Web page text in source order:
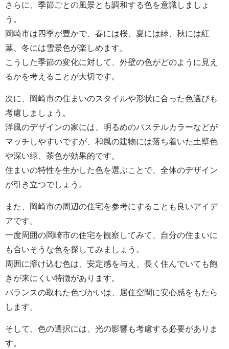
さらに、季節ごとの風景とも調和する色を意識しましょ
う。
岡崎市は四季が豊かで、春には桜、夏には緑、秋には紅
葉、冬には雪景色が楽しめます。
こうした季節の変化に対して、外壁の色がどのように見え
るかを考えることが大切です。
次に、岡崎市の住まいのスタイルや形状に合った色選びも
考慮しましょう。
洋風のデザインの家には、明るめのパステルカラーなどが
マッチしやすいですが、和風の建物には落ち着いた土壁色
や深い緑、茶色が効果的です。
住まいの特性を生かした色を選ぶことで、全体のデザイン
が引き立つでしょう。
また、岡崎市の周辺の住宅を参考にすることも良いアイデ
アです。
一度周囲の岡崎市の住宅を観察してみて、自分の住まいに
も合いそうな色を探してみましょう。
周囲に溶け込む色は、安定感を与え、長く住んでいても飽
きが来にくい特徴があります。
バランスの取れた色づかいは、居住空間に安心感をもたら
します。
そして、色の選択には、光の影響も考慮する必要がありま
す。